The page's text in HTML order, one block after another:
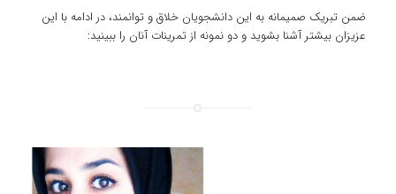
ضمن تبریک صمیمانه به این دانشجویان خلاق و توانمند، در ادامه با این
عزیزان بیشتر آشنا بشوید و دو نمونه از تمرینات آنان را ببینید: